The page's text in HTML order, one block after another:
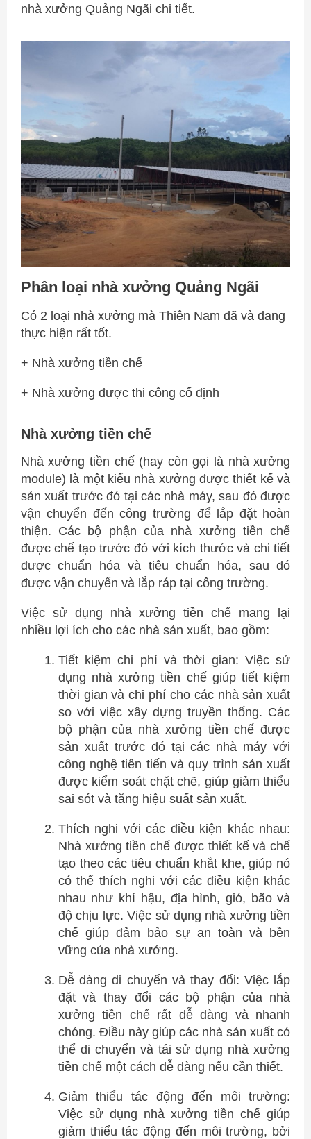
nhà xưởng Quảng Ngãi chi tiết.
Phân loại nhà xưởng Quảng Ngãi
Có 2 loại nhà xưởng mà Thiên Nam đã và đang
thực hiện rất tốt.
+ Nhà xưởng tiền chế
+ Nhà xưởng được thi công cố định
Nhà xưởng tiền chế
Nhà xưởng tiền chế (hay còn gọi là nhà xưởng
module) là một kiểu nhà xưởng được thiết kế và
sản xuất trước đó tại các nhà máy, sau đó được
vận chuyển đến công trường để lắp đặt hoàn
thiện. Các bộ phận của nhà xưởng tiền chế
được chế tạo trước đó với kích thước và chi tiết
được chuẩn hóa và tiêu chuẩn hóa, sau đó
được vận chuyển và lắp ráp tại công trường.
Việc sử dụng nhà xưởng tiền chế mang lại
nhiều lợi ích cho các nhà sản xuất, bao gồm:
Tiết kiệm chi phí và thời gian: Việc sử
dụng nhà xưởng tiền chế giúp tiết kiệm
thời gian và chi phí cho các nhà sản xuất
so với việc xây dựng truyền thống. Các
bộ phận của nhà xưởng tiền chế được
sản xuất trước đó tại các nhà máy với
công nghệ tiên tiến và quy trình sản xuất
được kiểm soát chặt chẽ, giúp giảm thiểu
sai sót và tăng hiệu suất sản xuất.
Thích nghi với các điều kiện khác nhau:
Nhà xưởng tiền chế được thiết kế và chế
tạo theo các tiêu chuẩn khắt khe, giúp nó
có thể thích nghi với các điều kiện khác
nhau như khí hậu, địa hình, gió, bão và
độ chịu lực. Việc sử dụng nhà xưởng tiền
chế giúp đảm bảo sự an toàn và bền
vững của nhà xưởng.
Dễ dàng di chuyển và thay đổi: Việc lắp
đặt và thay đổi các bộ phận của nhà
xưởng tiền chế rất dễ dàng và nhanh
chóng. Điều này giúp các nhà sản xuất có
thể di chuyển và tái sử dụng nhà xưởng
tiền chế một cách dễ dàng nếu cần thiết.
Giảm thiểu tác động đến môi trường:
Việc sử dụng nhà xưởng tiền chế giúp
giảm thiểu tác động đến môi trường, bởi